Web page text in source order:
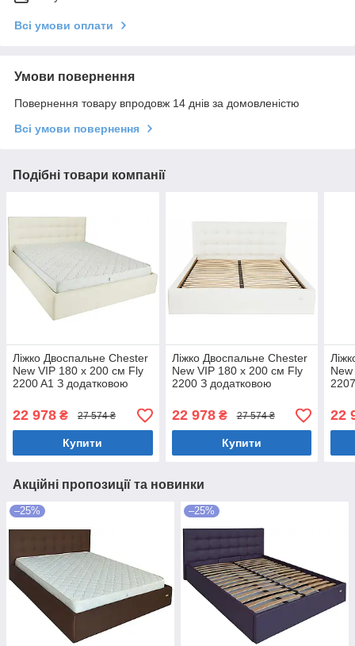
Всі умови оплати
Умови повернення
Повернення товару впродовж 14 днів за домовленістю
Всі умови повернення
Подібні товари компанії
Ліжко Двоспальне Chester
New VIP 180 х 200 см Fly
2200 A1 З додатковою
рамою Білий
22 978 ₴ 27 574 ₴
Купити
Ліжко Двоспальне Chester
New VIP 180 х 200 см Fly
2200 З додатковою
рамою Білий
22 978₴ 27 574 ₴
Купити
22
Акційні пропозиції та новинки
–25% –25%